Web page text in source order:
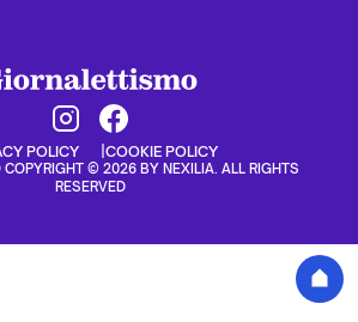
POLICY COOKIE POLICY
COPYRIGHT © 2026 BY NEXILIA. ALL RIGHTS
RESERVED